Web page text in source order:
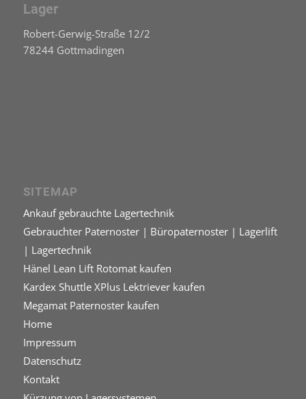
Lager
Robert-Gerwig-Straße 12/2
78244 Gottmadingen
SITEMAP
Ankauf gebrauchte Lagertechnik
Gebrauchter Paternoster | Büropaternoster | Lagerlift
| Lagertechnik
Hänel Lean Lift Rotomat kaufen
Kardex Shuttle XPlus Lektriever kaufen
Megamat Paternoster kaufen
Home
Impressum
Datenschutz
Kontakt